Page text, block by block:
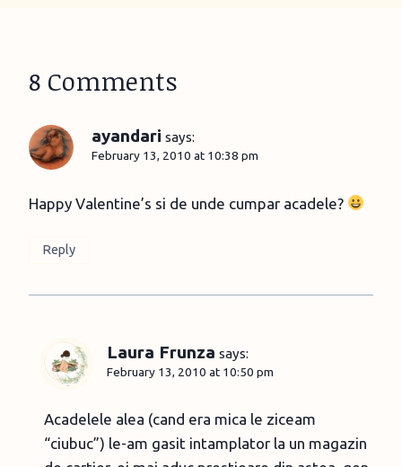
8 Comments
ayandari says:
February 13, 2010 at 10:38 pm
Happy Valentine’s si de unde cumpar acadele?
Reply
Laura Frunza says:
February 13, 2010 at 10:50 pm
Acadelele alea (cand era mica le ziceam
“ciubuc”) le-am gasit intamplator la un magazin